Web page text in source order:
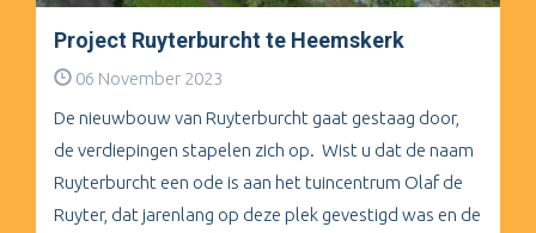
Project Ruyterburcht te Heemskerk
06 November 2023
De nieuwbouw van Ruyterburcht gaat gestaag door,
de verdiepingen stapelen zich op. Wist u dat de naam
Ruyterburcht een ode is aan het tuincentrum Olaf de
Ruyter, dat jarenlang op deze plek gevestigd was en de